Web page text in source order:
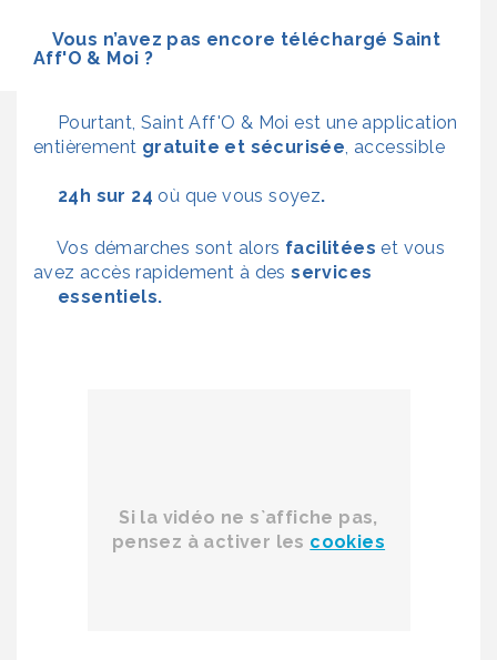
Vous n’avez pas encore téléchargé Saint
Aff'O & Moi ?
Pourtant, Saint Aff'O & Moi est une application
entièrement gratuite et sécurisée, accessible
24h sur 24 où que vous soyez.
Vos démarches sont alors facilitées et vous
avez accès rapidement à desservices
essentiels.
Si la vidéo ne s`affiche pas,
pensez à activer les cookies